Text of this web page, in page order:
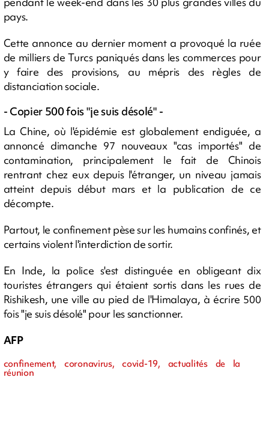
pays.
Cette annonce au dernier moment a provoqué la ruée
de milliers de Turcs paniqués dans les commerces pour
y faire des provisions, au mépris des règles de
distanciation sociale.
- Copier 500 fois "je suis désolé" -
La Chine, où l'épidémie est globalement endiguée, a
annoncé dimanche 97 nouveaux "cas importés" de
contamination, principalement le fait de Chinois
rentrant chez eux depuis l'étranger, un niveau jamais
atteint depuis début mars et la publication de ce
décompte.
Partout, le confinement pèse sur les humains confinés, et
certains violent l'interdiction de sortir.
En Inde, la police s'est distinguée en obligeant dix
touristes étrangers qui étaient sortis dans les rues de
Rishikesh, une ville au pied de l'Himalaya, à écrire 500
fois "je suis désolé" pour les sanctionner.
AFP
confinement, coronavirus, covid-19, actualités de la
réunion